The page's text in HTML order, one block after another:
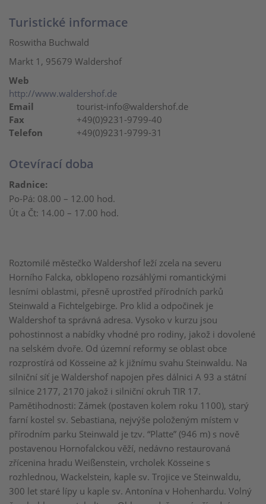
Roztomilé městečko Waldershof leží zcela na severu
Horního Falcka, obklopeno rozsáhlými romantickými
lesními oblastmi, přesně uprostřed přírodních parků
Steinwald a Fichtelgebirge. Pro klid a odpočinek je
Waldershof ta správná adresa. Vysoko v kurzu jsou
pohostinnost a nabídky vhodné pro rodiny, jakož i dovolené
na selském dvoře. Od územní reformy se oblast obce
rozprostírá od Kösseine až k jižnímu svahu Steinwaldu. Na
silniční síť je Waldershof napojen přes dálnici A 93 a státní
silnice 2177, 2170 jakož i silniční okruh TIR 17.
Pamětihodnosti: Zámek (postaven kolem roku 1100), starý
farní kostel sv. Sebastiana, nejvýše položeným místem v
přírodním parku Steinwald je tzv. “Platte” (946 m) s nově
postavenou Hornofalckou věží, nedávno restaurovaná
zřícenina hradu Weißenstein, vrcholek Kösseine s
rozhlednou, Wackelstein, kaple sv. Trojice ve Steinwaldu,
300 let staré lípy u kaple sv. Antonína v Hohenhardu. Volný
Turistické informace
Roswitha Buchwald
Markt 1, 95679 Waldershof
Web
http://www.waldershof.de
Email
tourist-info@waldershof.de
Fax
+49(0)9231-9799-40
Telefon
+49(0)9231-9799-31
Otevírací doba
Radnice:
Po-Pá: 08.00 – 12.00 hod.
Út a Čt: 14.00 – 17.00 hod.